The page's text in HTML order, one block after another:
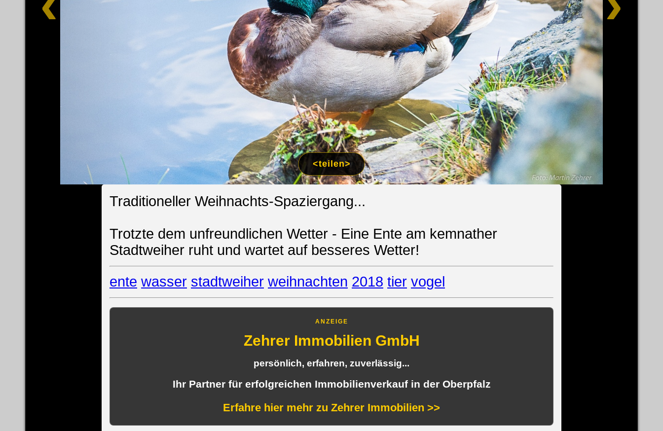
<teilen>
Traditioneller Weihnachts-Spaziergang...
Trotzte dem unfreundlichen Wetter - Eine Ente am kemnather
Stadtweiher ruht und wartet auf besseres Wetter!
ente wasser stadtweiher weihnachten 2018 tier vogel
ANZEIGE
Zehrer Immobilien GmbH
persönlich, erfahren, zuverlässig...
Ihr Partner für erfolgreichen Immobilienverkauf in der Oberpfalz
Erfahre hier mehr zu Zehrer Immobilien >>